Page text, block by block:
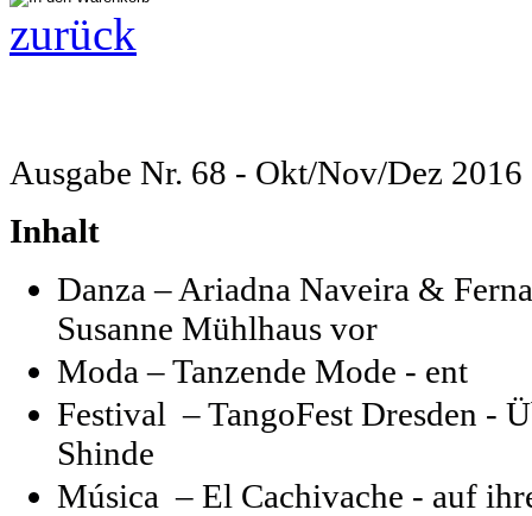
zurück
Ausgabe Nr. 68 - Okt/Nov/Dez 2016
Inhalt
Danza – Ariadna Naveira &
Susanne Mühlhaus vor
Moda – Tanzende Mode - ent
Festival –TangoFest Dresden -
Shinde
Música – El Cachivache - auf